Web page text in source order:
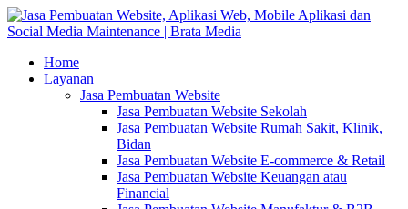
Home
Layanan
Jasa Pembuatan Website
Jasa Pembuatan Website Sekolah
Jasa Pembuatan Website Rumah Sakit, Klinik,
Bidan
Jasa Pembuatan Website E-commerce & Retail
Jasa Pembuatan Website Keuangan atau
Financial